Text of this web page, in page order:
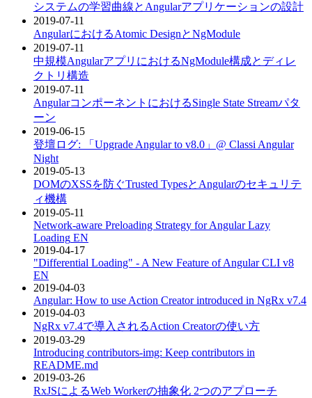
システムの学習曲線とAngularアプリケーションの設計
2019-07-11
AngularにおけるAtomic DesignとNgModule
2019-07-11
中規模AngularアプリにおけるNgModule構成とディレ
クトリ構造
2019-07-11
AngularコンポーネントにおけるSingle State Streamパタ
ーン
2019-06-15
登壇ログ: 「Upgrade Angular to v8.0」@ Classi Angular
Night
2019-05-13
DOMのXSSを防ぐTrusted TypesとAngularのセキュリテ
ィ機構
2019-05-11
Network-aware Preloading Strategy for Angular Lazy
Loading EN
2019-04-17
"Differential Loading" - A New Feature of Angular CLI v8
EN
2019-04-03
Angular: How to use Action Creator introduced in NgRx v7.4
2019-04-03
NgRx v7.4で導入されるAction Creatorの使い方
2019-03-29
Introducing contributors-img: Keep contributors in
README.md
2019-03-26
RxJSによるWeb Workerの抽象化 2つのアプローチ